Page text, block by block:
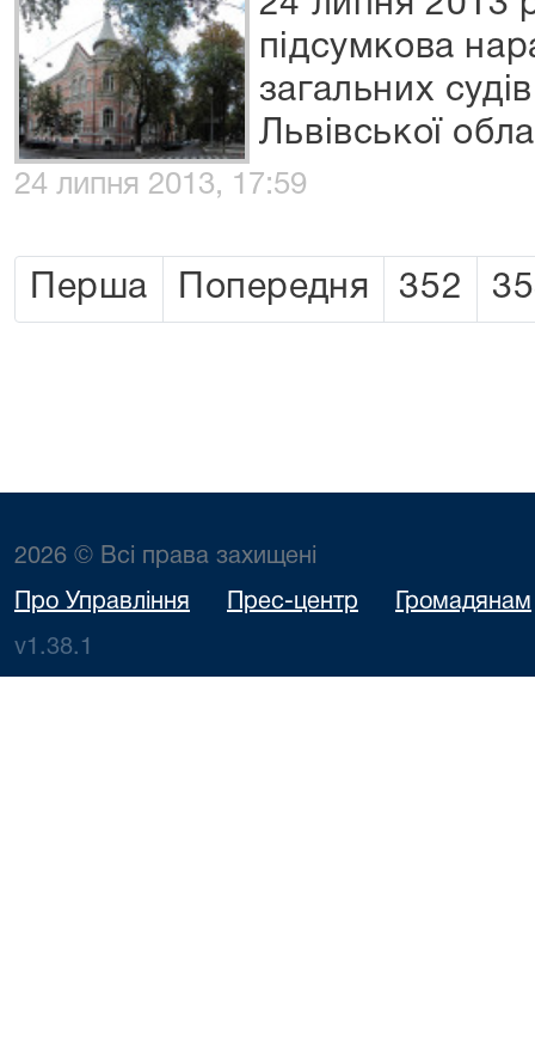
підсумкова
загальних
Львівської
24 липня 2013, 17:59
Перша Попередня 352
2026 © Всі права захищені
Про Управління Прес-центр Громадянам
v1.38.1